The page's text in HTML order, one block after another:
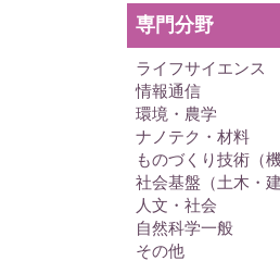
専門分野
ライフサイエンス
情報通信
環境・農学
ナノテク・材料
ものづくり技術（
社会基盤（土木・
人文・社会
自然科学一般
その他